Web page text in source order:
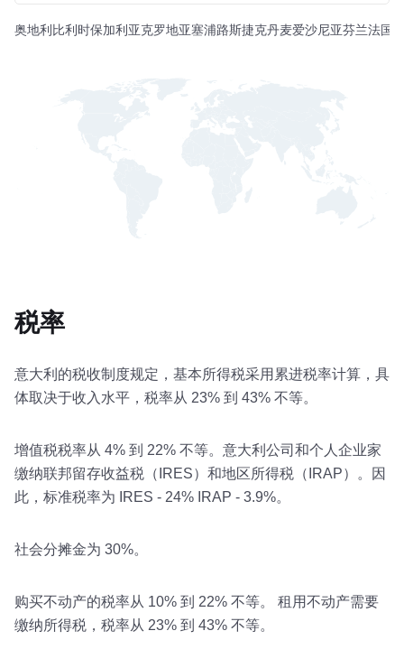
奥地利 比利时保加利亚克罗地亚塞浦路斯捷克丹麦爱沙尼亚芬兰法国
税率
意大利的税收制度规定，基本所得税采用累进税率计算，具
体取决于收入水平，税率从 23% 到 43% 不等。
增值税税率从 4% 到 22% 不等。意大利公司和个人企业家
缴纳联邦留存收益税（IRES）和地区所得税（IRAP）。因
此，标准税率为 IRES - 24% IRAP - 3.9%。
社会分摊金为 30%。
购买不动产的税率从 10% 到 22% 不等。 租用不动产需要
缴纳所得税，税率从 23% 到 43% 不等。